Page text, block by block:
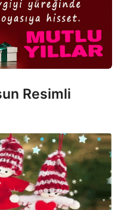
Resimli